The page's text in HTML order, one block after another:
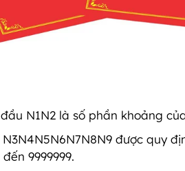
N1N2 là số phần khoảng
N3N4N5N6N7N8N9 được quy
9999999.